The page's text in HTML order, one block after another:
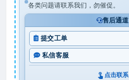
各类问题请联系我们，勿催促。
售后通道
提交工单
私信客服
点击联系